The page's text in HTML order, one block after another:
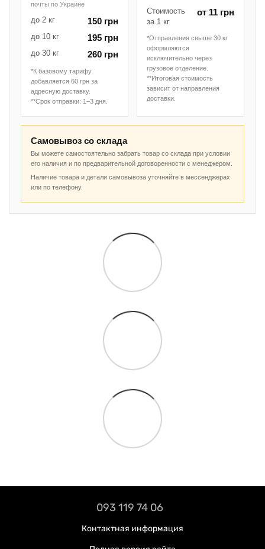
почты по Украине
до 2 кг 150 грн
до 10 кг 195 грн
до 30 кг 260 грн
*К базовому тарифу
добавляется 60 грн за
адресную доставку.
**Срок отправки: 1–3 дня.
Стоимость
за 1 кг
от 11 грн
*Отправления свыше 30 кг
оформляются
исключительно через
грузовое отделение.
**Итоговая стоимость
зависит от направления
доставки.
Самовывоз со склада
Вы можете самостоятельно забрать товар со склада при условии
его наличия и по предварительной договоренности с менеджером.
Наличие товара и детали самовывоза уточняйте в мессенджерах
или по телефону.
093 119 74 06
Контактная информация